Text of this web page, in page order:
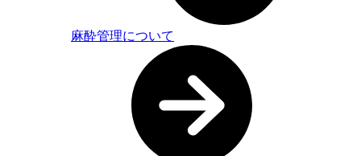
麻酔管理について